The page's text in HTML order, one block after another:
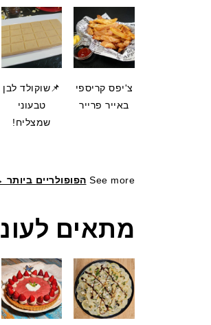
צ'יפס קריספי
באייר פרייר
📌שוקולד לבן
טבעוני
שמצליח!
See more הפופולריים ביותר
מתאים